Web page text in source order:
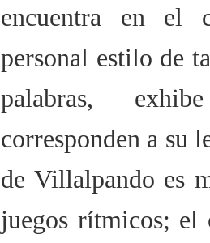
encuentra en el
personal estilo de
palabras,
corresponden a su
de Villalpando es
juegos rítmicos; el